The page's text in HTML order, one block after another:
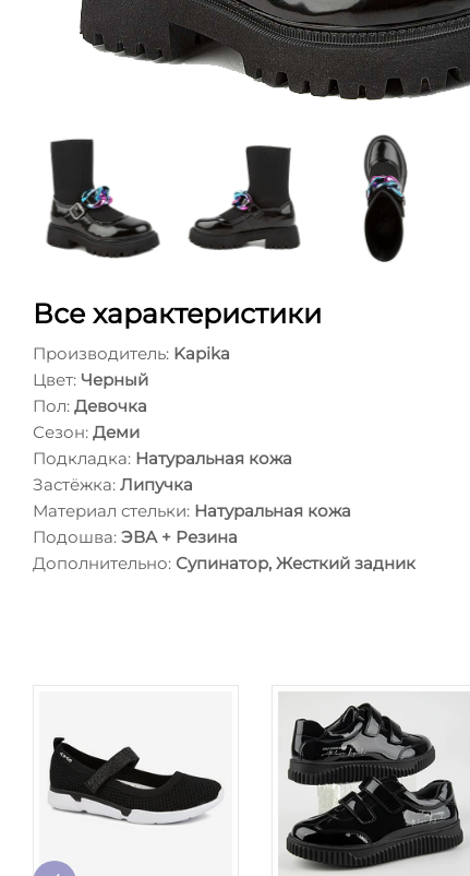
Все характеристики
Производитель: Kapika
Цвет: Черный
Пол: Девочка
Сезон: Деми
Подкладка: Натуральная кожа
Застёжка: Липучка
Материал стельки: Натуральная кожа
Подошва: ЭВА + Резина
Дополнительно: Супинатор, Жесткий задник